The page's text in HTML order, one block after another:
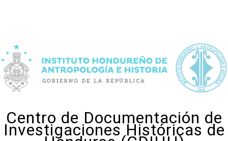
Centro de Documentación de
Investigaciones Históricas de